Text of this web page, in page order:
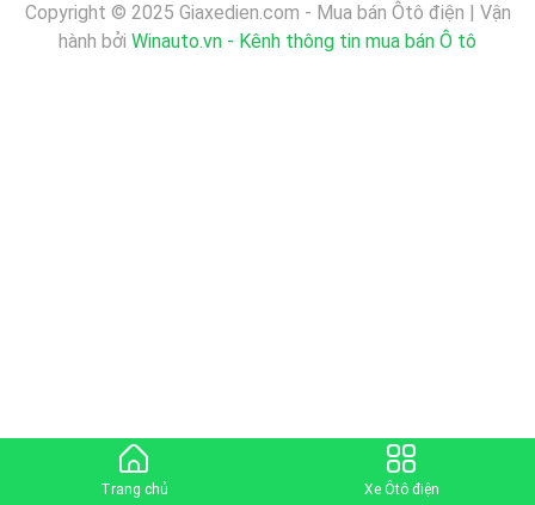
Copyright © 2025 Giaxedien.com - Mua bán Ôtô điện | Vận
hành bởi Winauto.vn - Kênh thông tin mua bán Ô tô
Trang chủ Xe Ôtô điện